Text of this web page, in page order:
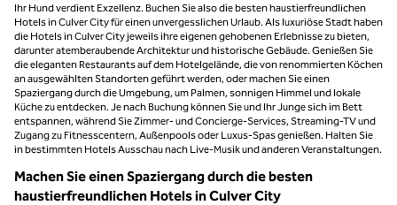
Ihr Hund verdient Exzellenz. Buchen Sie also die besten haustierfreundlichen
Hotels in Culver City für einen unvergesslichen Urlaub. Als luxuriöse Stadt haben
die Hotels in Culver City jeweils ihre eigenen gehobenen Erlebnisse zu bieten,
darunter atemberaubende Architektur und historische Gebäude. Genießen Sie
die eleganten Restaurants auf dem Hotelgelände, die von renommierten Köchen
an ausgewählten Standorten geführt werden, oder machen Sie einen
Spaziergang durch die Umgebung, um Palmen, sonnigen Himmel und lokale
Küche zu entdecken. Je nach Buchung können Sie und Ihr Junge sich im Bett
entspannen, während Sie Zimmer- und Concierge-Services, Streaming-TV und
Zugang zu Fitnesscentern, Außenpools oder Luxus-Spas genießen. Halten Sie
in bestimmten Hotels Ausschau nach Live-Musik und anderen Veranstaltungen.
Machen Sie einen Spaziergang durch die besten
haustierfreundlichen Hotels in Culver City